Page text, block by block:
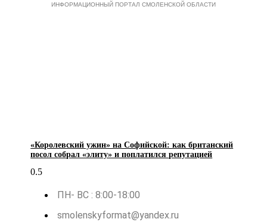
ИНФОРМАЦИОННЫЙ ПОРТАЛ СМОЛЕНСКОЙ ОБЛАСТИ
«Королевский ужин» на Софийской: как британский
посол собрал «элиту» и поплатился репутацией
ПН- ВС : 8:00-18:00
smolenskyformat@yandex.ru